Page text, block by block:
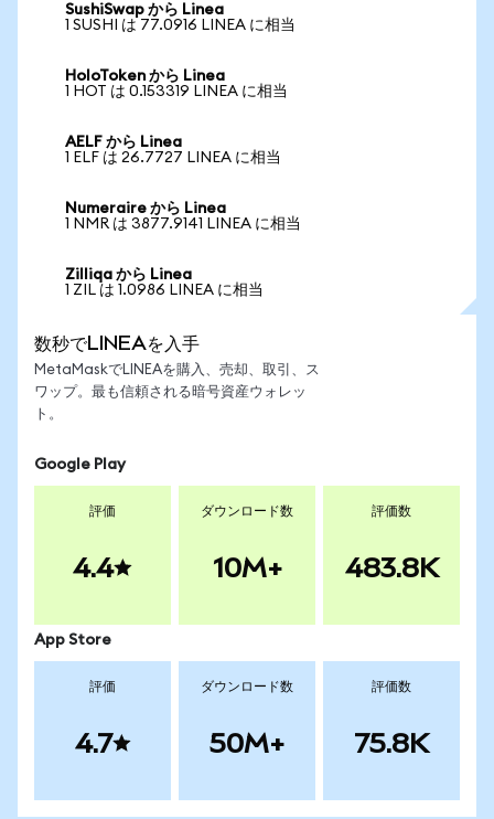
SushiSwap から Linea
1 SUSHI は 77.0916 LINEA に相当
HoloToken から Linea
1 HOT は 0.153319 LINEA に相当
AELF から Linea
1 ELF は 26.7727 LINEA に相当
Numeraire から Linea
1 NMR は 3877.9141 LINEA に相当
Zilliqa から Linea
1 ZIL は 1.0986 LINEA に相当
数秒でLINEAを入手
MetaMaskでLINEAを購入、売却、取引、ス
ワップ。最も信頼される暗号資産ウォレッ
ト。
Google Play
評価
4.4
ダウンロード数
10M+
評価数
483.8K
App Store
評価
4.7
ダウンロード数
50M+
評価数
75.8K